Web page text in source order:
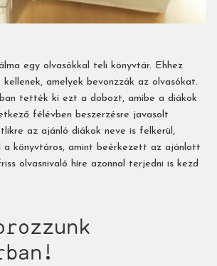
egy olvasókkal teli könyvtár. Ehhez
amelyek bevonzzák az olvasókat.
tették ki ezt a dobozt, amibe a diákok
félévben beszerzésre javasolt
az ajánló diákok neve is felkerül,
a könyvtáros, amint beérkezett az ajánlott
olvasnivaló híre azonnal terjedni is kezd